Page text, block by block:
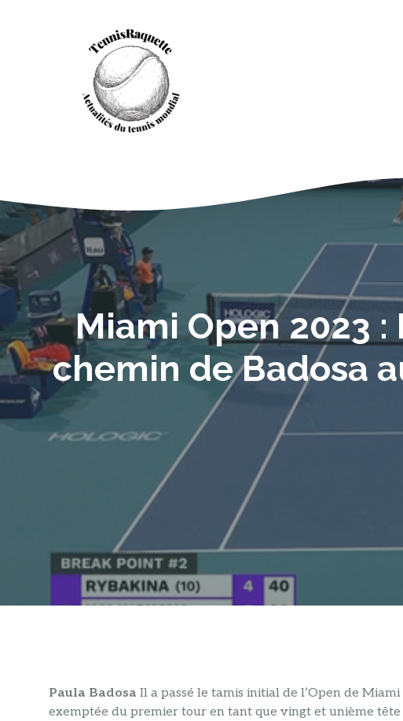
Miami Open 2023
chemin de Badosa
Paula Badosa Il a passé le tamis initial de l’Open de
exemptée du premier tour en tant que vingt et unième